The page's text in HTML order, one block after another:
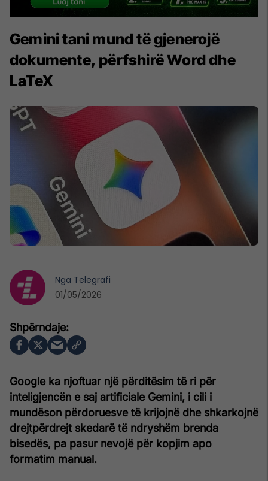
Gemini tani mund të gjenerojë
dokumente, përfshirë Word dhe
LaTeX
Google ka njoftuar një përditësim të ri për
inteligjencën e saj artificiale Gemini, i cili i
mundëson përdoruesve të krijojnë dhe shkarkojnë
drejtpërdrejt skedarë të ndryshëm brenda
bisedës, pa pasur nevojë për kopjim apo
formatim manual.
Nga Telegrafi
01/05/2026